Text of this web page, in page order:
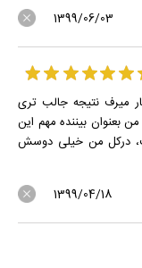
1399/06/03
میرف نتیجه جالب تری
بعنوان بیننده مهم این
درکل من خیلی دوسش
1399/04/18